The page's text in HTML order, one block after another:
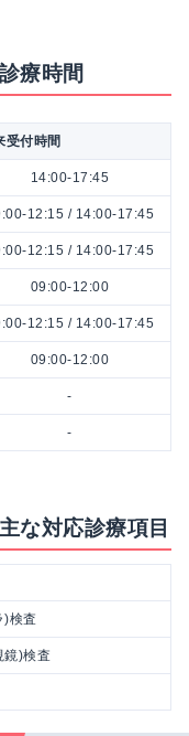
療時間
受付時間
14:00-17:45
12:15 / 14:00-17:45
12:15 / 14:00-17:45
09:00-12:00
12:15 / 14:00-17:45
09:00-12:00
-
-
な対応診療項目
)検査
鏡)検査